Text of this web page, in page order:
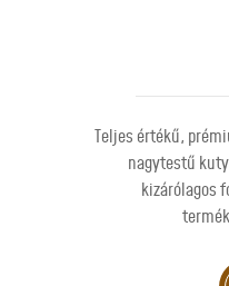
Teljes értékű,
nagytestű
kizárólagos